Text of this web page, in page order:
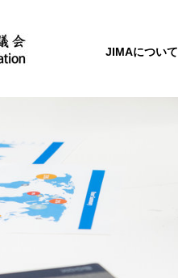
JIMAについて